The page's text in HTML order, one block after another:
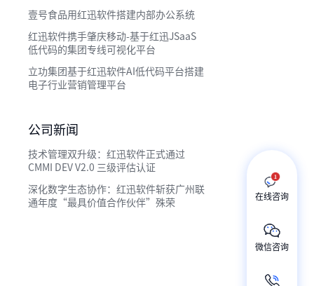
壹号食品用红迅软件搭建内部办公系统
红迅软件携手肇庆移动-基于红迅JSaaS
低代码的集团专线可视化平台
立功集团基于红迅软件AI低代码平台搭建
电子行业营销管理平台
公司新闻
技术管理双升级：红迅软件正式通过
CMMI DEV V2.0 三级评估认证
深化数字生态协作：红迅软件斩获广州联
通年度“最具价值合作伙伴”殊荣
在线咨询
微信咨询